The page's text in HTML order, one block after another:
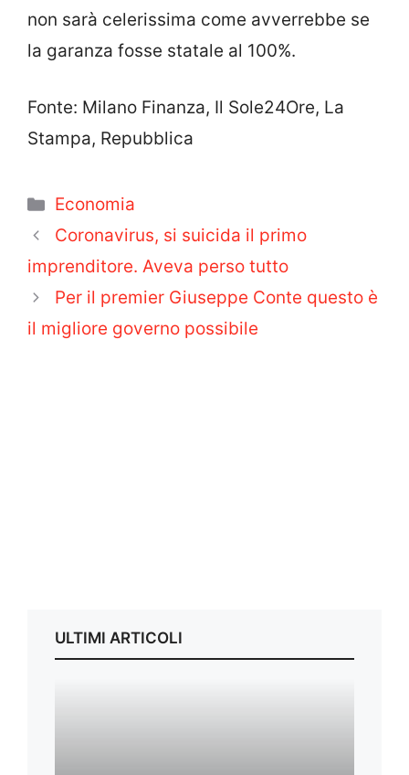
non sarà celerissima come avverrebbe se
la garanza fosse statale al 100%.
Fonte: Milano Finanza, Il Sole24Ore, La
Stampa, Repubblica
Categorie
Economia
Coronavirus, si suicida il primo
imprenditore. Aveva perso tutto
Per il premier Giuseppe Conte questo è
il migliore governo possibile
ULTIMI ARTICOLI